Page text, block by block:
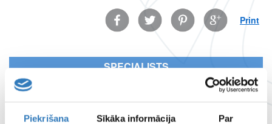
Piekrišana Sīkāka informācija Par
FacebookTwitter Pinterest Google Print
SPECIALISTS
INSURERS